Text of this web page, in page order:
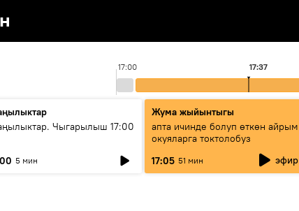
17:00 17:37
Чыгарылыш 17:00
5 мин
Жума жыйынтыгы
апта ичинде болуп өткөн айрым
окуяларга токтолобуз
17:05 51 мин эфир